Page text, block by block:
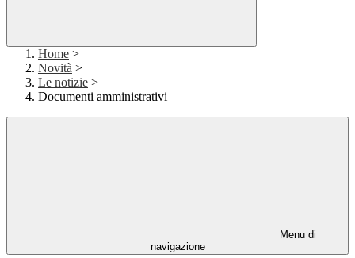
Home >
Novità >
Le notizie >
Documenti amministrativi
Menu di
navigazione